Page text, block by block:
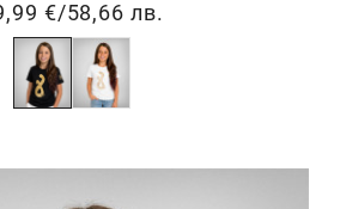
€/58,66 лв.